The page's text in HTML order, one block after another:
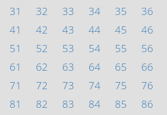
31
32 33 34 35 36
41
42 43 44 45 46
51
52 53 54 55 56
61
62 63 64 65 66
71
72 73 74 75 76
81
82 83 84 85 86